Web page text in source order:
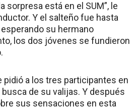
sorpresa está en el SUM”, le
Y el salteño fue hasta
su hermano
los dos jóvenes se fundieron
pidió a los tres participantes en
de su valijas. Y después
sus sensaciones en esta